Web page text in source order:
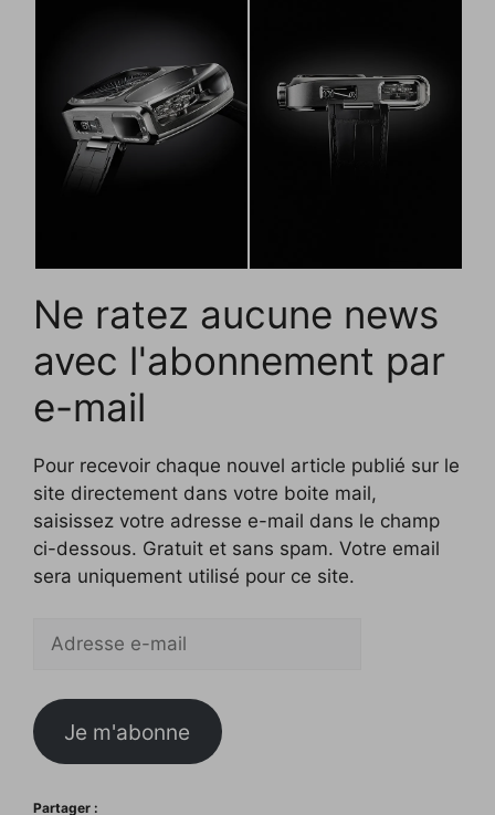
Ne ratez aucune news
avec l'abonnement par
e-mail
Pour recevoir chaque nouvel article publié sur le
site directement dans votre boite mail,
saisissez votre adresse e-mail dans le champ
ci-dessous. Gratuit et sans spam. Votre email
sera uniquement utilisé pour ce site.
Adresse
Je m'abonne
Partager :